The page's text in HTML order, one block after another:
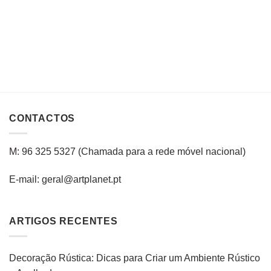
CONTACTOS
M: 96 325 5327 (Chamada para a rede móvel nacional )
E-mail: geral@artplanet.pt
ARTIGOS RECENTES
Decoração Rústica: Dicas para Criar um Ambiente Rústico